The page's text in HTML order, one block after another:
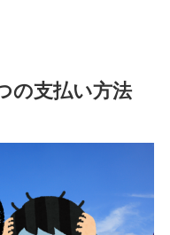
の支払い方法